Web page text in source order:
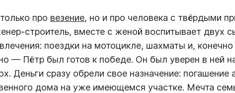
про везение, но и про человека с твёрдыми
строитель, вместе с женой воспитывает двух
поездки на мотоцикле, шахматы и,
— Пётр был готов к победе. Он был уверен в ней
Деньги сразу обрели свое назначение: погашение
дома на уже имеющемся участке. Мечта